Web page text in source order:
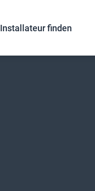
Installateur finden